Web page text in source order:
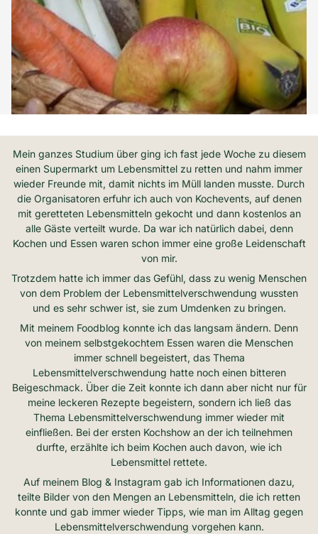
Mein ganzes Studium über ging ich fast jede Woche zu diesem
einen Supermarkt um Lebensmittel zu retten und nahm immer
wieder Freunde mit, damit nichts im Müll landen musste. Durch
die Organisatoren erfuhr ich auch von Kochevents, auf denen
mit geretteten Lebensmitteln gekocht und dann kostenlos an
alle Gäste verteilt wurde. Da war ich natürlich dabei, denn
Kochen und Essen waren schon immer eine große Leidenschaft
von mir.
Trotzdem hatte ich immer das Gefühl, dass zu wenig Menschen
von dem Problem der Lebensmittelverschwendung wussten
und es sehr schwer ist, sie zum Umdenken zu bringen.
Mit meinem Foodblog konnte ich das langsam ändern. Denn
von meinem selbstgekochtem Essen waren die Menschen
immer schnell begeistert, das Thema
Lebensmittelverschwendung hatte noch einen bitteren
Beigeschmack. Über die Zeit konnte ich dann aber nicht nur für
meine leckeren Rezepte begeistern, sondern ich ließ das
Thema Lebensmittelverschwendung immer wieder mit
einfließen. Bei der ersten Kochshow an der ich teilnehmen
durfte, erzählte ich beim Kochen auch davon, wie ich
Lebensmittel rettete.
Auf meinem Blog & Instagram gab ich Informationen dazu,
teilte Bilder von den Mengen an Lebensmitteln, die ich retten
konnte und gab immer wieder Tipps, wie man im Alltag gegen
Lebensmittelverschwendung vorgehen kann.